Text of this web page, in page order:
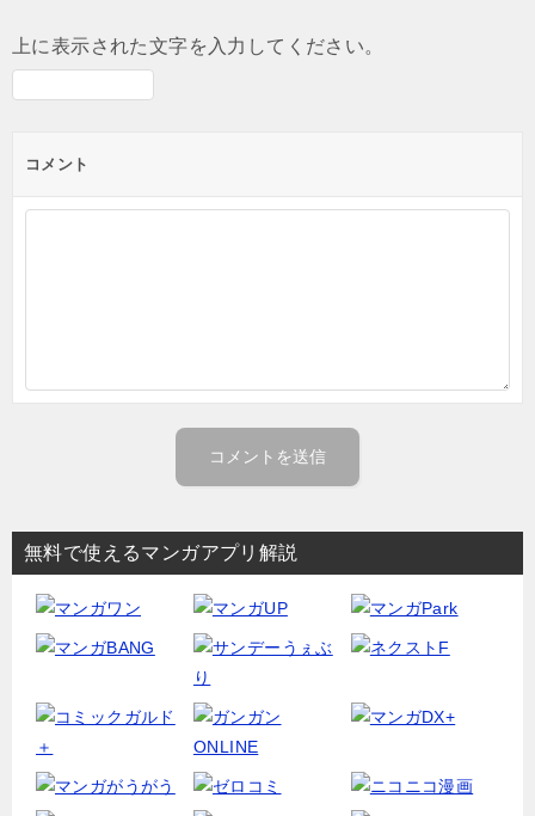
上に表示された文字を入力してください。
コメント
無料で使えるマンガアプリ解説